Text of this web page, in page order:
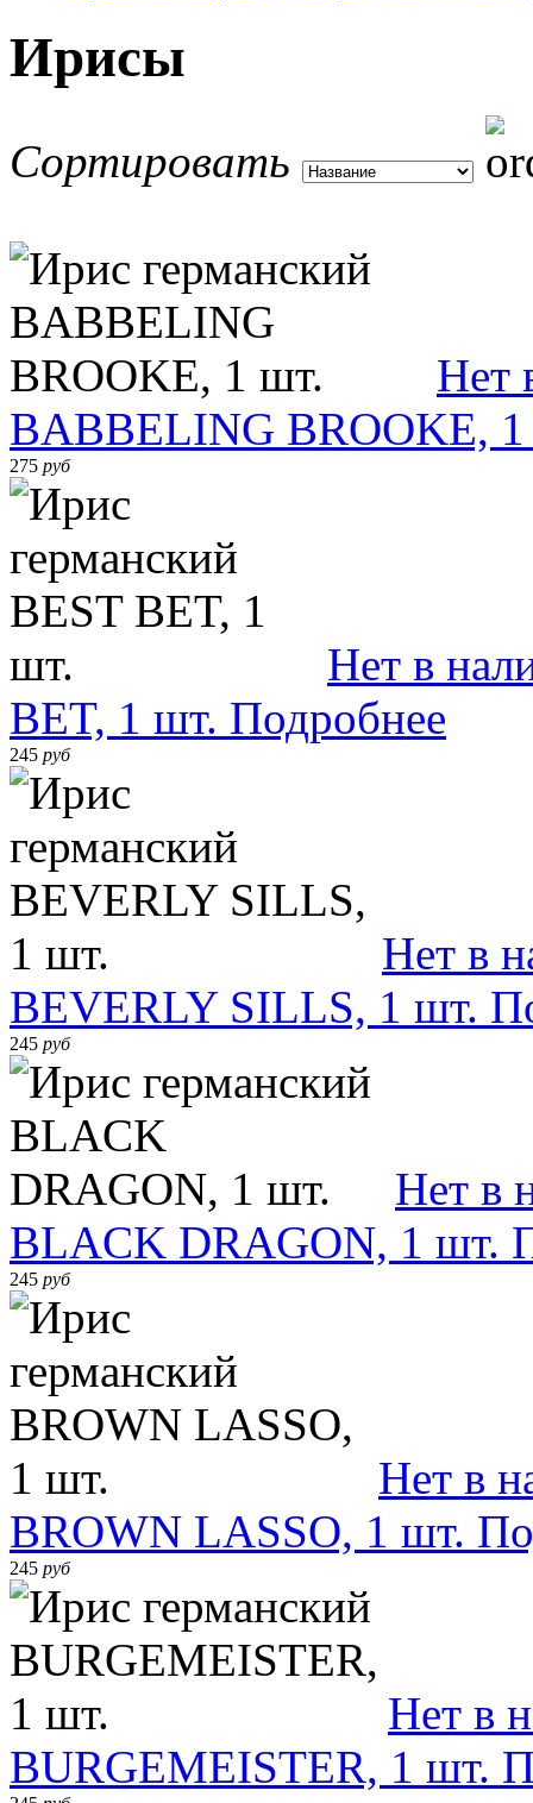
Ирисы
Сортировать
Нет
BABBELING BROOKE,
275 руб
Нет в
BET, 1 шт. Подробнее
245 руб
Нет в
BEVERLY SILLS, 1 шт.
245 руб
Нет в
BLACK DRAGON, 1 шт.
245 руб
Нет в
BROWN LASSO, 1 шт.
245 руб
Нет в
BURGEMEISTER, 1 шт.